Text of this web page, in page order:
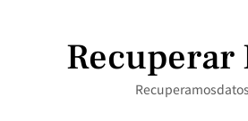
Recuperar